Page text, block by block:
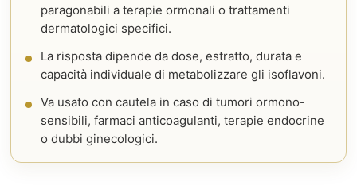
paragonabili a terapie ormonali o trattamenti
dermatologici specifici.
La risposta dipende da dose, estratto, durata e
capacità individuale di metabolizzare gli isoflavoni.
Va usato con cautela in caso di tumori ormono-
sensibili, farmaci anticoagulanti, terapie endocrine
o dubbi ginecologici.